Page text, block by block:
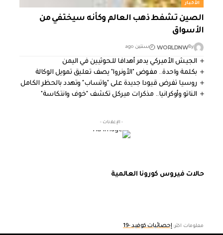
الأخبار
الصين تشفط ذهب العالم وكأنه سيختفي من
الأسواق
By
WORLDNW سنتين ago
الجيش الأميركي يدمر أهدافا للحوثيين في اليمن
بكلمة واحدة.. مفوض "الأونروا" يصف تعليق تمويل الوكالة
روسيا تفرض قيودا جديدة على "واتساب" وتهدد بالحظر الكامل
الناتو وأوكرانيا.. مذكرات ميركل تكشف "خوف وانتكاسة"
- الإعلانات -
حالات فيروس كورونا العالمية
معلومات اكثر: إحصائيات كوفيد -19